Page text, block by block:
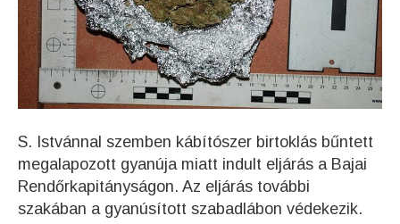
S. Istvánnal szemben kábítószer birtoklás bűntett
megalapozott gyanúja miatt indult eljárás a Bajai
Rendőrkapitányságon. Az eljárás további
szakában a gyanúsított szabadlábon védekezik.